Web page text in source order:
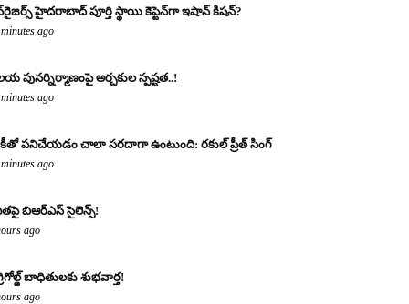
హైదరాబాద్ పూర్తి స్థాయి కెప్టెన్‌గా ఇషాన్ కిషన్?
ago
పునర్నిర్మాణంపై అర్చకుల స్పష్టత..!
ago
పనిచేయడం చాలా సరదాగా ఉంటుంది: రకుల్ ప్రీత్ సింగ్
ago
బిఆర్ఎస్ సైలెన్స్!
ago
బాధితులకు శుభవార్త!
ago